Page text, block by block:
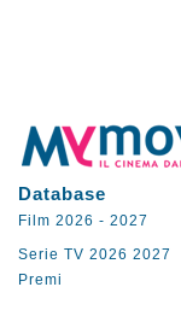
Database
Film 2026 - 2027
Serie TV 2026 2027
Premi